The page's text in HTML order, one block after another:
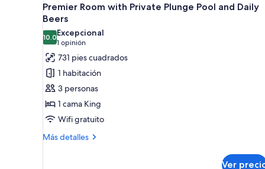
2
camas
vista
a
la
alberca
todas
las
fotos
de
Premier
Room
with
Private
Plunge
Pool
7
Premier Room with Private Plunge Pool and Daily
Beers
10.010.0 de 10
Excepcional
1 opinión
(1
opinión)
731 pies cuadrados
1 habitación
3 personas
1 cama King
Wifi gratuito
Más detalles
Más
Ver